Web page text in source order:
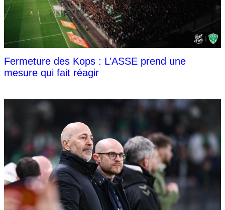
Fermeture des Kops : L’ASSE prend une
mesure qui fait réagir